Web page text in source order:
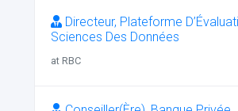
Directeur, Plateforme
Sciences Des Données
at RBC